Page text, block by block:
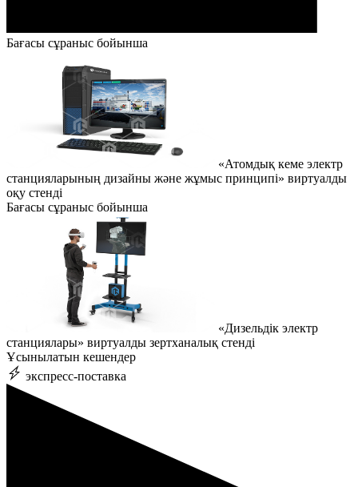
Бағасы сұраныс бойынша
«Атомдық кеме электр
станцияларының дизайны және жұмыс принципі» виртуалды
оқу стенді
Бағасы сұраныс бойынша
«Дизельдік электр
станциялары» виртуалды зертханалық стенді
Ұсынылатын кешендер
экспресс-поставка